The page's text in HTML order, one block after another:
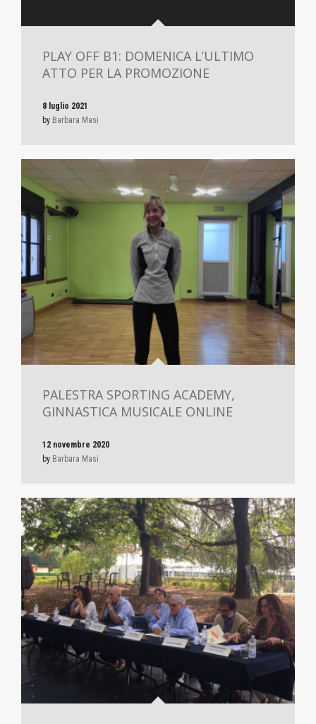
PLAY OFF B1: DOMENICA L’ULTIMO
ATTO PER LA PROMOZIONE
8 luglio 2021
by Barbara Masi
PALESTRA SPORTING ACADEMY,
GINNASTICA MUSICALE ONLINE
12 novembre 2020
by Barbara Masi